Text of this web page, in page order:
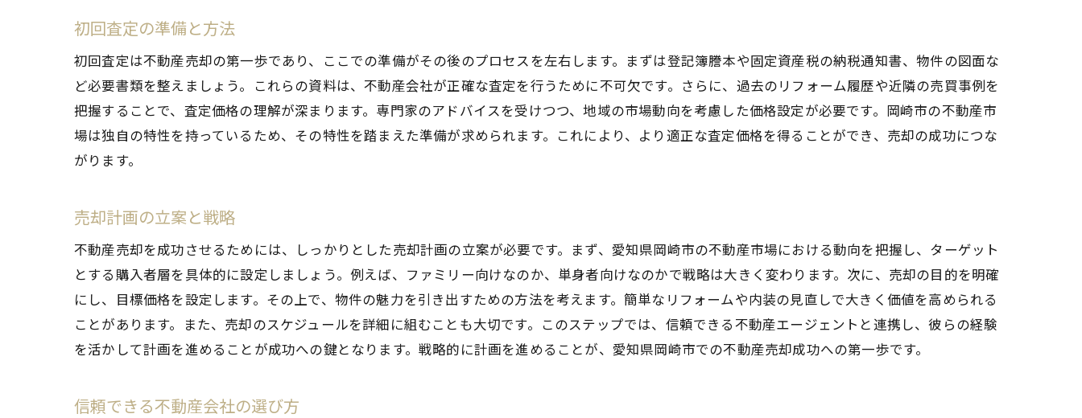
契約内容の落とし穴を避ける
隠れた費用を理解する
交渉時の心理戦略
法的手続きを確実にする
地元での成功事例を学ぶ
専門家からの直接的アドバイス
リスク管理とその実践方法
プロが使う交渉術
初回査定の準備と方法
初回査定は不動産売却の第一歩であり、ここでの準備がその後のプロセスを左右します。まずは登記簿謄本や固定資産税の納税通知書、物件の図面な
ど必要書類を整えましょう。これらの資料は、不動産会社が正確な査定を行うために不可欠です。さらに、過去のリフォーム履歴や近隣の売買事例を
把握することで、査定価格の理解が深まります。専門家のアドバイスを受けつつ、地域の市場動向を考慮した価格設定が必要です。岡崎市の不動産市
場は独自の特性を持っているため、その特性を踏まえた準備が求められます。これにより、より適正な査定価格を得ることができ、売却の成功につな
がります。
売却計画の立案と戦略
不動産売却を成功させるためには、しっかりとした売却計画の立案が必要です。まず、愛知県岡崎市の不動産市場における動向を把握し、ターゲット
とする購入者層を具体的に設定しましょう。例えば、ファミリー向けなのか、単身者向けなのかで戦略は大きく変わります。次に、売却の目的を明確
にし、目標価格を設定します。その上で、物件の魅力を引き出すための方法を考えます。簡単なリフォームや内装の見直しで大きく価値を高められる
ことがあります。また、売却のスケジュールを詳細に組むことも大切です。このステップでは、信頼できる不動産エージェントと連携し、彼らの経験
を活かして計画を進めることが成功への鍵となります。戦略的に計画を進めることが、愛知県岡崎市での不動産売却成功への第一歩です。
信頼できる不動産会社の選び方